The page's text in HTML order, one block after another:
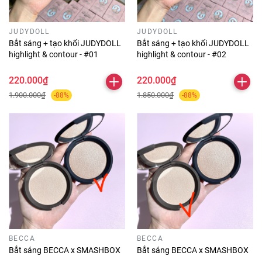
JUDYDOLL
Bắt sáng + tạo khối JUDYDOLL
highlight & contour - #01
220.000₫
1.900.000₫ -88%
JUDYDOLL
Bắt sáng + tạo khối JUDYDOLL
highlight & contour - #02
220.000₫
1.850.000₫ -88%
BECCA
Bắt sáng BECCA x SMASHBOX
BECCA
Bắt sáng BECCA x SMASHBOX